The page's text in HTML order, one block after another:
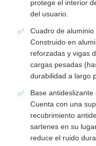
Visita a la fábrica
Control de Calidad
Contacto
noticias
protege el interior
del usuario.
Cuadro de
Construido en
reforzadas y vigas
cargas pesadas
durabilidad a largo
Base
Cuenta con una
recubrimiento
sartenes en su
reduce el ruido